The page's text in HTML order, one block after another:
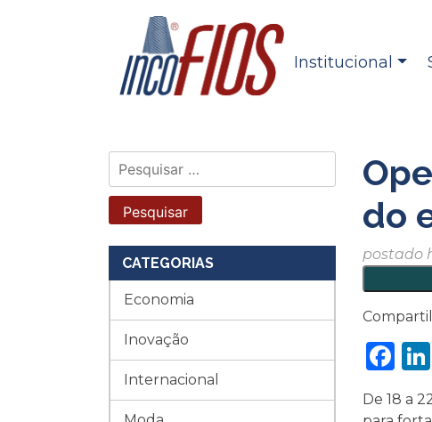
Institucional
Pesquisar
por:
CATEGORIAS
Economia
Inovação
Internacional
do
postado
De 18 a